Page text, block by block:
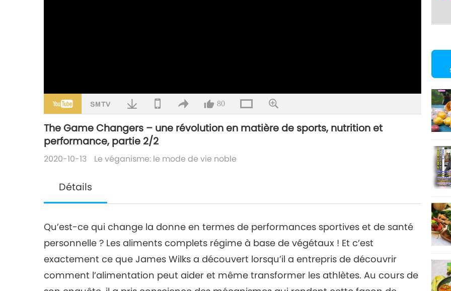
80
The Game Changers – une révolution en matière de sports, nutrition et
performance, partie 2/2
2020-10-13 Le véganisme: le mode de vie noble
Détails
Qu’est-ce qui change la donne en termes de performances sportives et de santé
personnelle ? Les aliments complets régime à base de végétaux ! Et c’est
exactement ce que James Wilks a découvert lorsqu’il a entrepris de découvrir
comment l’alimentation peut aider et même transformer les athlètes. Au cours de